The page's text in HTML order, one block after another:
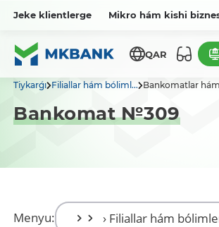
Jeke klientlerge Mikro hám kishi
QAR
Tiykarǵı Filiallar hám bóliml... Bankomatlar
Bankomat №309
Menyu: